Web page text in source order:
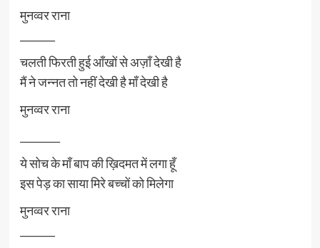
मुनव्वर राना
चलती फिरती हुई आँखों से अज़ाँ देखी है
मैं ने जन्नत तो नहीं देखी है माँ देखी है
मुनव्वर राना
ये सोच के माँ बाप की ख़िदमत में लगा हूँ
इस पेड़ का साया मिरे बच्चों को मिलेगा
मुनव्वर राना